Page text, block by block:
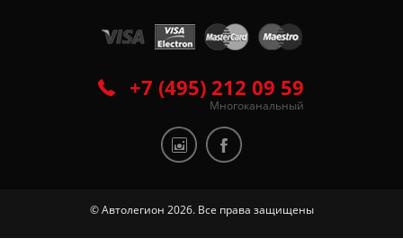
+7 (495) 212 09 59
Многоканальный
© Автолегион 2026. Все права защищены